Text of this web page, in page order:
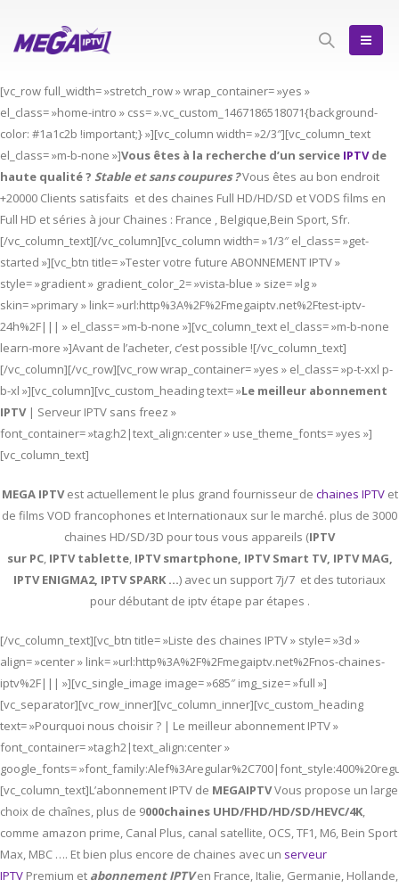
[vc_row full_width= »stretch_row » wrap_container= »yes »
el_class= »home-intro » css= ».vc_custom_1467186518071{background-
color: #1a1c2b !important;} »][vc_column width= »2/3″][vc_column_text
el_class= »m-b-none »]Vous êtes à la recherche d’un service IPTVde
haute qualité ? Stable et sans coupures ?Vous êtes au bon endroit
+20000 Clients satisfaits et des chaines Full HD/HD/SD et VODS films en
Full HD et séries à jour Chaines : France , Belgique,Bein Sport, Sfr.
[/vc_column_text][/vc_column][vc_column width= »1/3″ el_class= »get-
started »][vc_btn title= »Tester votre future ABONNEMENT IPTV »
style= »gradient » gradient_color_2= »vista-blue » size= »lg »
skin= »primary » link= »url:http%3A%2F%2Fmegaiptv.net%2Ftest-iptv-
24h%2F||| » el_class= »m-b-none »][vc_column_text el_class= »m-b-none
learn-more »]Avant de l’acheter, c’est possible ![/vc_column_text]
[/vc_column][/vc_row][vc_row wrap_container= »yes » el_class= »p-t-xxl p-
b-xl »][vc_column][vc_custom_heading text= »Le meilleur abonnement
IPTV | Serveur IPTV sans freez »
font_container= »tag:h2|text_align:center » use_theme_fonts= »yes »]
[vc_column_text]
MEGA IPTVest actuellement le plus grand fournisseur de chaines IPTVet
de films VOD francophones et Internationaux sur le marché. plus de 3000
chaines HD/SD/3D pour tous vous appareils (IPTV
sur PC, IPTVtablette, IPTVsmartphone, IPTV Smart TV, IPTV MAG,
IPTV ENIGMA2, IPTV SPARK …) avec un support 7j/7 et des tutoriaux
pour débutant de iptv étape par étapes .
[/vc_column_text][vc_btn title= »Liste des chaines IPTV » style= »3d »
align= »center » link= »url:http%3A%2F%2Fmegaiptv.net%2Fnos-chaines-
iptv%2F||| »][vc_single_image image= »685″ img_size= »full »]
[vc_separator][vc_row_inner][vc_column_inner][vc_custom_heading
text= »Pourquoi nous choisir ? | Le meilleur abonnement IPTV »
font_container= »tag:h2|text_align:center »
google_fonts=
[vc_column_text]L’abonnement IPTV de MEGAIPTVVous propose un large
choix de chaînes, plus de 9000chaines UHD/FHD/HD/SD/HEVC/4K,
comme amazon prime, Canal Plus, canal satellite, OCS, TF1, M6, Bein Sport
Max, MBC …. Et bien plus encore de chaines avec un serveur
IPTV Premium et abonnement IPTVen France, Italie, Germanie, Hollande,